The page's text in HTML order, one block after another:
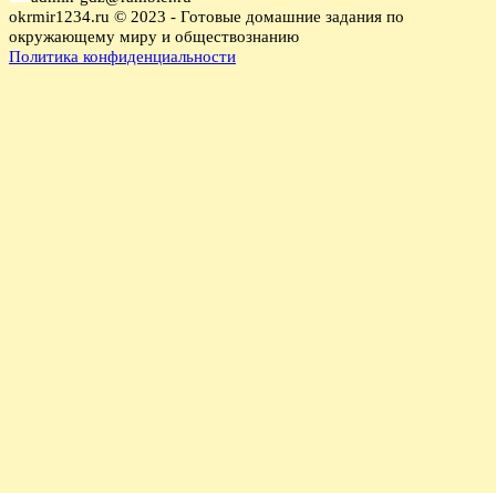
okrmir1234.ru © 2023 - Готовые домашние задания по
окружающему миру и обществознанию
Политика конфиденциальности